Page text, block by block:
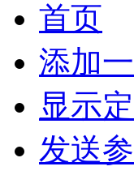
首页
添加
显示
发送